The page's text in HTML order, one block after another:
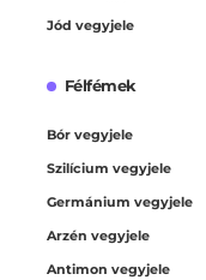
Jód vegyjele
Félfémek
Bór vegyjele
Szilícium vegyjele
Germánium vegyjele
Arzén vegyjele
Antimon vegyjele